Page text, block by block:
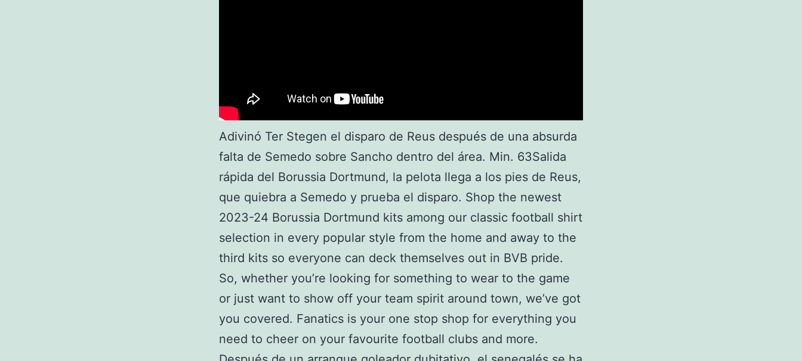
Adivinó Ter Stegen el disparo de Reus después de una absurda
falta de Semedo sobre Sancho dentro del área. Min. 63Salida
rápida del Borussia Dortmund, la pelota llega a los pies de Reus,
que quiebra a Semedo y prueba el disparo. Shop the newest
2023-24 Borussia Dortmund kits among our classic football shirt
selection in every popular style from the home and away to the
third kits so everyone can deck themselves out in BVB pride.
So, whether you’re looking for something to wear to the game
or just want to show off your team spirit around town, we’ve got
you covered. Fanatics is your one stop shop for everything you
need to cheer on your favourite football clubs and more.